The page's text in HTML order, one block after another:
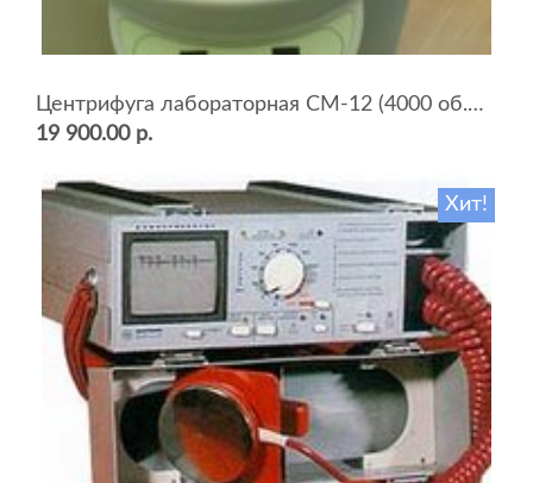
Центрифуга лабораторная СМ-12 (4000 об.мин, 12 пробирок)
19 900.00 р.
Хит!